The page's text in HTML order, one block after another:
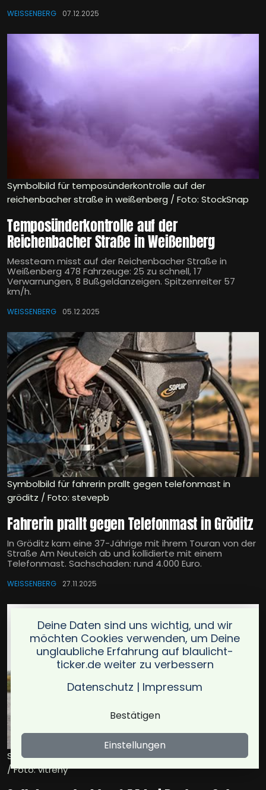
WEISSENBERG 07.12.2025
Symbolbild für temposünderkontrolle auf der
reichenbacher straße in weißenberg / Foto: StockSnap
Temposünderkontrolle auf der
Reichenbacher Straße in Weißenberg
Messteam misst auf der Reichenbacher Straße in
Weißenberg 478 Fahrzeuge: 25 zu schnell, 17
Verwarnungen, 8 Bußgeldanzeigen. Spitzenreiter 57
km/h.
WEISSENBERG 05.12.2025
Symbolbild für fahrerin prallt gegen telefonmast in
gröditz / Foto: stevepb
Fahrerin prallt gegen Telefonmast in Gröditz
In Gröditz kam eine 37-Jährige mit ihrem Touran von der
Straße Am Neuteich ab und kollidierte mit einem
Telefonmast. Sachschaden: rund 4.000 Euro.
WEISSENBERG 27.11.2025
Symbolbild für sattelzug rutscht auf a4 bei bautzen-ost
/ Foto: vitreny
Deine Daten sind uns wichtig, und wir
möchten Cookies verwenden, um Deine
unglaubliche Erfahrung auf blaulicht-
ticker.de weiter zu verbessern
Datenschutz | Impressum
Bestätigen
Einstellungen